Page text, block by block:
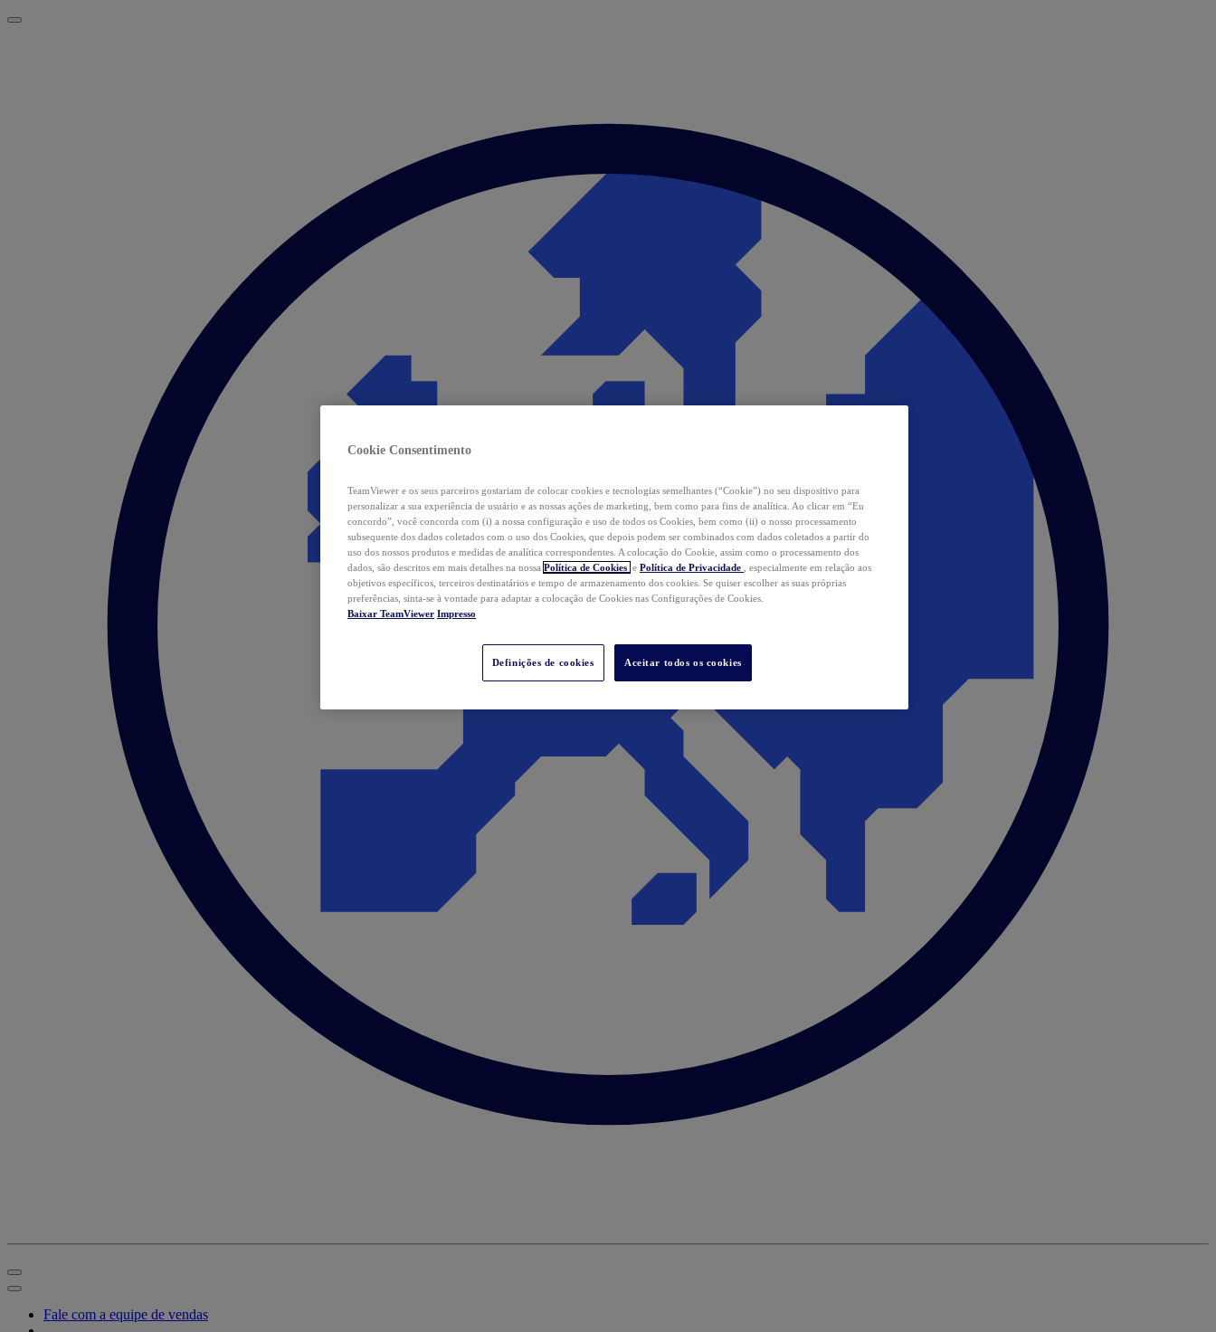
Fale com a equipe de vendas
Cookie Consentimento
TeamViewer e os seus parceiros gostariam de colocar cookies e tecnologias semelhantes (“Cookie”) no seu dispositivo para
personalizar a sua experiência de usuário e as nossas ações de marketing, bem como para fins de analítica. Ao clicar em “Eu
concordo”, você concorda com (i) a nossa configuração e uso de todos os Cookies, bem como (ii) o nosso processamento
subsequente dos dados coletados com o uso dos Cookies, que depois podem ser combinados com dados coletados a partir do
uso dos nossos produtos e medidas de analítica correspondentes. A colocação do Cookie, assim como o processamento dos
dados, são descritos em mais detalhes na nossa Política de Cookies e Política de Privacidade
, especialmente em relação aos
objetivos específicos, terceiros destinatários e tempo de armazenamento dos cookies. Se quiser escolher as suas próprias
preferências, sinta-se à vontade para adaptar a colocação de Cookies nas Configurações de Cookies.
Baixar TeamViewer Impresso
Definições de cookies Aceitar todos os cookies